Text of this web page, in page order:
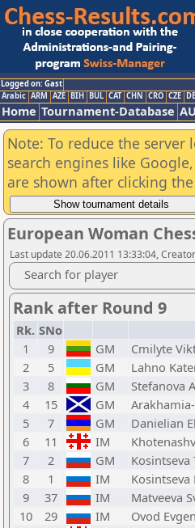
Logged on: Gast
Arabic ARM AZE BIH BUL CAT CHN CRO CZE
Home Tournament-Database
Note: To reduce the
search engines like
are shown after clicking
European Woman
Last update 20.06.2011 13:33:04,
Search for player
Rank after Round 9
Rk. SNo
1
9 GM Cmilyte
2
5 GM Lahno
3
8 GM Stefanova
4
15 GM
5
7 GM Danielian
6
11 IM
7
2 GM Kosintseva
8
1 IM Kosintseva
9
37 IM Matveeva
10
29 IM Ovod